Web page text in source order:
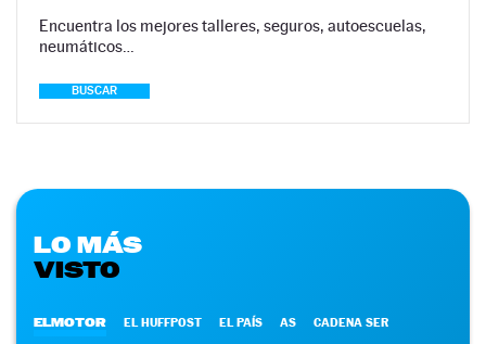
Encuentra los mejores talleres, seguros, autoescuelas,
neumáticos…
BUSCAR
LO MÁS
VISTO
ELMOTOR EL HUFFPOST EL PAÍS AS CADENA SER